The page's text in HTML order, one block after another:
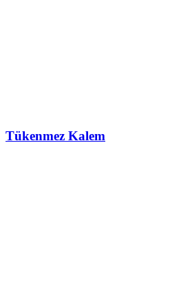
Tükenmez Kalem